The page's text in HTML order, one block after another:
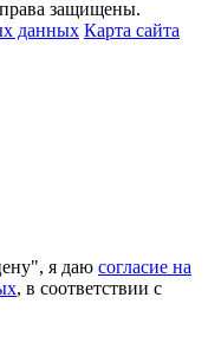
защищены.
данных Карта сайта
я даю согласие на
, в соответствии с